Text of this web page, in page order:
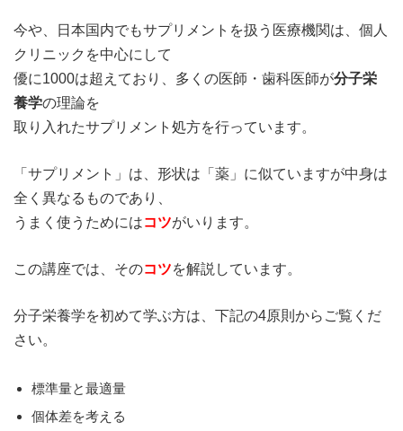
今や、日本国内でもサプリメントを扱う医療機関は、個人
クリニックを中心にして
優に1000は超えており、多くの医師・歯科医師が分子栄
養学の理論を
取り入れたサプリメント処方を行っています。
「サプリメント」は、形状は「薬」に似ていますが中身は
全く異なるものであり、
うまく使うためにはコツがいります。
この講座では、そのコツを解説しています。
分子栄養学を初めて学ぶ方は、下記の4原則からご覧くだ
さい。
標準量と最適量
個体差を考える